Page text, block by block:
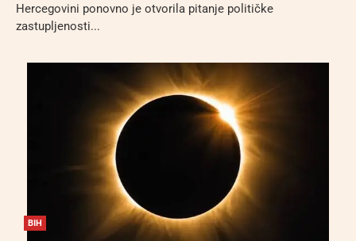
Hercegovini ponovno je otvorila pitanje političke
zastupljenosti...
BIH